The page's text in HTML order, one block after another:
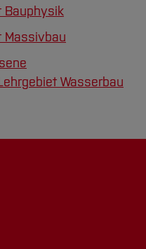
Bauphysik
Massivbau
Wasserbau